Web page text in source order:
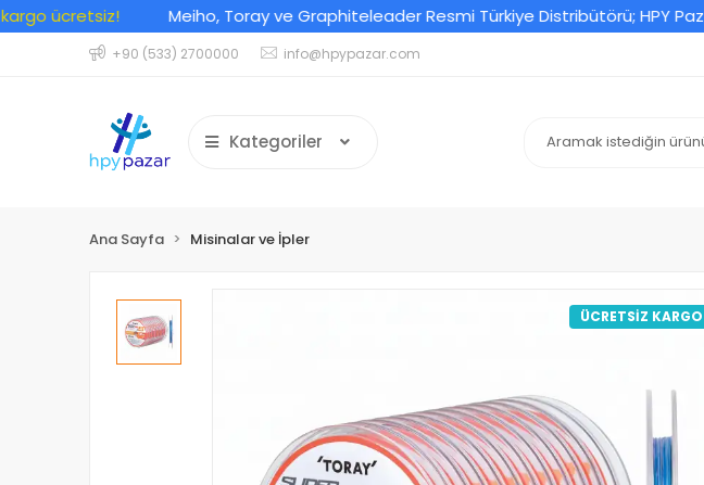
ücretsiz! Meiho, Toray ve Graphiteleader Resmi Türkiye Distribütörü; HPY Pazar!
+90 (533) 2700000 info@hpypazar.com
Kategoriler
Ana Sayfa Misinalar ve İpler
ÜCRETSİZ KARGO